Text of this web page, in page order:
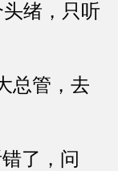
绪，只听
管，去
了，问